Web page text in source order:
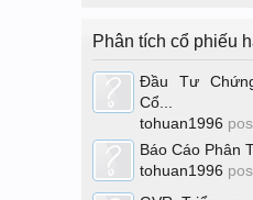
Phân tích cổ phiếu
Đầu Tư
Cổ...
tohuan1996
Báo Cáo Phân
tohuan1996